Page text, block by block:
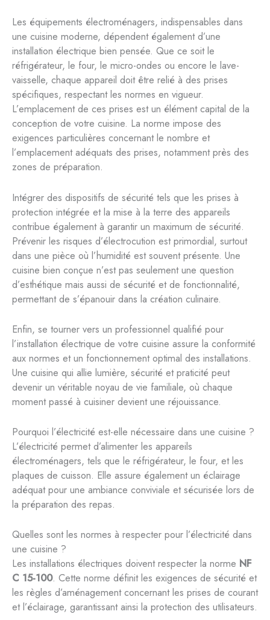
Les équipements électroménagers, indispensables dans
une cuisine moderne, dépendent également d’une
installation électrique bien pensée. Que ce soit le
réfrigérateur, le four, le micro-ondes ou encore le lave-
vaisselle, chaque appareil doit être relié à des prises
spécifiques, respectant les normes en vigueur.
L’emplacement de ces prises est un élément capital de la
conception de votre cuisine. La norme impose des
exigences particulières concernant le nombre et
l’emplacement adéquats des prises, notamment près des
zones de préparation.
Intégrer des dispositifs de sécurité tels que les prises à
protection intégrée et la mise à la terre des appareils
contribue également à garantir un maximum de sécurité.
Prévenir les risques d’électrocution est primordial, surtout
dans une pièce où l’humidité est souvent présente. Une
cuisine bien conçue n’est pas seulement une question
d’esthétique mais aussi de sécurité et de fonctionnalité,
permettant de s’épanouir dans la création culinaire.
Enfin, se tourner vers un professionnel qualifié pour
l’installation électrique de votre cuisine assure la conformité
aux normes et un fonctionnement optimal des installations.
Une cuisine qui allie lumière, sécurité et praticité peut
devenir un véritable noyau de vie familiale, où chaque
moment passé à cuisiner devient une réjouissance.
Pourquoi l’électricité est-elle nécessaire dans une cuisine ?
L’électricité permet d’alimenter les appareils
électroménagers, tels que le réfrigérateur, le four, et les
plaques de cuisson. Elle assure également un éclairage
adéquat pour une ambiance conviviale et sécurisée lors de
la préparation des repas.
Quelles sont les normes à respecter pour l’électricité dans
une cuisine ?
Les installations électriques doivent respecter la norme NF
C 15-100. Cette norme définit les exigences de sécurité et
les règles d’aménagement concernant les prises de courant
et l’éclairage, garantissant ainsi la protection des utilisateurs.